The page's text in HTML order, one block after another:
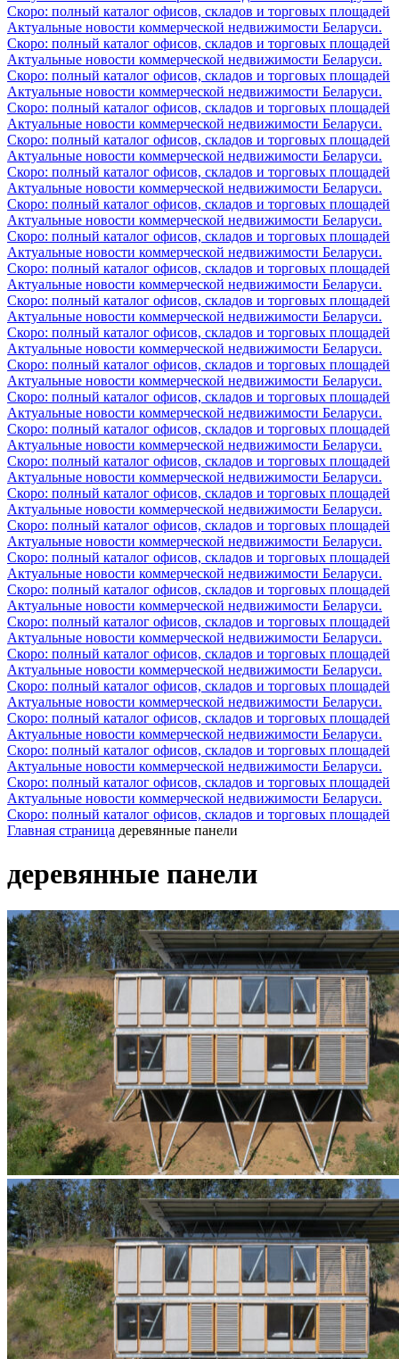
Скоро: полный каталог офисов, складов и торговых площадей
Актуальные новости коммерческой недвижимости Беларуси.
Скоро: полный каталог офисов, складов и торговых площадей
Актуальные новости коммерческой недвижимости Беларуси.
Скоро: полный каталог офисов, складов и торговых площадей
Актуальные новости коммерческой недвижимости Беларуси.
Скоро: полный каталог офисов, складов и торговых площадей
Актуальные новости коммерческой недвижимости Беларуси.
Скоро: полный каталог офисов, складов и торговых площадей
Актуальные новости коммерческой недвижимости Беларуси.
Скоро: полный каталог офисов, складов и торговых площадей
Актуальные новости коммерческой недвижимости Беларуси.
Скоро: полный каталог офисов, складов и торговых площадей
Актуальные новости коммерческой недвижимости Беларуси.
Скоро: полный каталог офисов, складов и торговых площадей
Актуальные новости коммерческой недвижимости Беларуси.
Скоро: полный каталог офисов, складов и торговых площадей
Актуальные новости коммерческой недвижимости Беларуси.
Скоро: полный каталог офисов, складов и торговых площадей
Актуальные новости коммерческой недвижимости Беларуси.
Скоро: полный каталог офисов, складов и торговых площадей
Актуальные новости коммерческой недвижимости Беларуси.
Скоро: полный каталог офисов, складов и торговых площадей
Актуальные новости коммерческой недвижимости Беларуси.
Скоро: полный каталог офисов, складов и торговых площадей
Актуальные новости коммерческой недвижимости Беларуси.
Скоро: полный каталог офисов, складов и торговых площадей
Актуальные новости коммерческой недвижимости Беларуси.
Скоро: полный каталог офисов, складов и торговых площадей
Актуальные новости коммерческой недвижимости Беларуси.
Скоро: полный каталог офисов, складов и торговых площадей
Актуальные новости коммерческой недвижимости Беларуси.
Скоро: полный каталог офисов, складов и торговых площадей
Актуальные новости коммерческой недвижимости Беларуси.
Скоро: полный каталог офисов, складов и торговых площадей
Актуальные новости коммерческой недвижимости Беларуси.
Скоро: полный каталог офисов, складов и торговых площадей
Актуальные новости коммерческой недвижимости Беларуси.
Скоро: полный каталог офисов, складов и торговых площадей
Актуальные новости коммерческой недвижимости Беларуси.
Скоро: полный каталог офисов, складов и торговых площадей
Актуальные новости коммерческой недвижимости Беларуси.
Скоро: полный каталог офисов, складов и торговых площадей
Актуальные новости коммерческой недвижимости Беларуси.
Скоро: полный каталог офисов, складов и торговых площадей
Актуальные новости коммерческой недвижимости Беларуси.
Скоро: полный каталог офисов, складов и торговых площадей
Актуальные новости коммерческой недвижимости Беларуси.
Скоро: полный каталог офисов, складов и торговых площадей
Актуальные новости коммерческой недвижимости Беларуси.
Скоро: полный каталог офисов, складов и торговых площадей
Главная страница деревянные панели
деревянные панели